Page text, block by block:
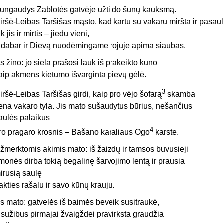
Zablotės gatvėje užtildo šunų kauksmą.
Leibas Taršišas mąsto, kad kartu su vakaru miršta ir
jis ir mirtis – jiedu vieni,
ir Dievą nuodėmingame rojuje apima siaubas.
žino: jo siela prašosi lauk iš prakeikto kūno
akmens kietumo išvarginta pievų gėlė.
Leibas Taršišas girdi, kaip pro vėjo šofarą3 skamba
vakaro tyla. Jis mato sušaudytus būrius, nešančius
palaikus
pragaro krosnis – Bašano karaliaus Ogo4 karste.
akimis mato: iš žaizdų ir tamsos buvusieji
dirba tokią begalinę šarvojimo lentą ir prausia
saulę
rašalu ir savo kūnų krauju.
mato: gatvelės iš baimės beveik susitraukė,
sužibus pirmajai žvaigždei pravirksta graudžia